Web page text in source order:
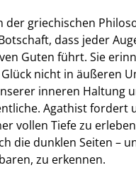
der griechischen
dass jeder
Guten führt. Sie
nicht in äußeren
inneren Haltung
Agathist fordert
vollen Tiefe zu
die dunklen Seiten –
zu erkennen.